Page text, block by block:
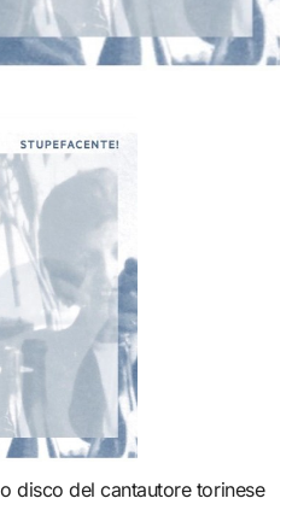
disco del cantautore torinese